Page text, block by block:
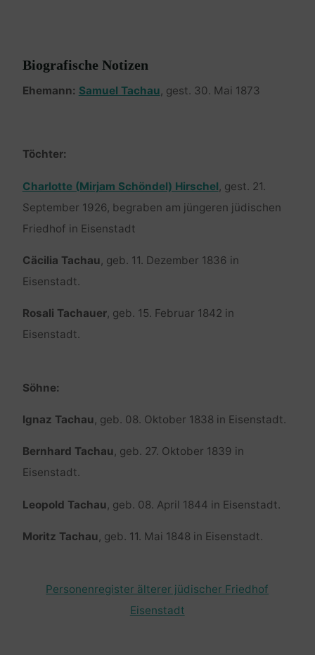
Biografische Notizen
Ehemann: Samuel Tachau, gest. 30. Mai 1873
Töchter:
Charlotte (Mirjam Schöndel) Hirschel, gest. 21.
September 1926, begraben am jüngeren jüdischen
Friedhof in Eisenstadt
Cäcilia Tachau, geb. 11. Dezember 1836 in
Eisenstadt.
Rosali Tachauer, geb. 15. Februar 1842 in
Eisenstadt.
Söhne:
Ignaz Tachau, geb. 08. Oktober 1838 in Eisenstadt.
Bernhard Tachau, geb. 27. Oktober 1839 in
Eisenstadt.
Leopold Tachau, geb. 08. April 1844 in Eisenstadt.
Moritz Tachau, geb. 11. Mai 1848 in Eisenstadt.
Personenregister älterer jüdischer Friedhof
Eisenstadt